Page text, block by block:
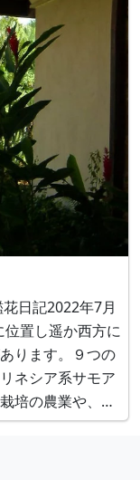
日記2022年7月
ります。９つの
ネシア系サモア
培の農業や、沿
外出稼ぎ労働者